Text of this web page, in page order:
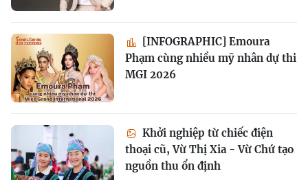
[INFOGRAPHIC] Emoura
Phạm cùng nhiều mỹ nhân dự thi
MGI 2026
Khởi nghiệp từ chiếc điện
thoại cũ, Vừ Thị Xia - Vừ Chứ tạo
nguồn thu ổn định